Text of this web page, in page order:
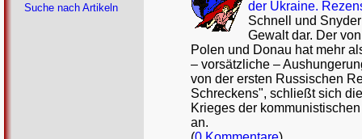
der Ukraine.
Schnell und
Gewalt dar. Der
Polen und Donau hat mehr
– vorsätzliche –
von der ersten Russischen
Schreckens", schließt sich
Krieges der
an.
Suche nach Artikeln